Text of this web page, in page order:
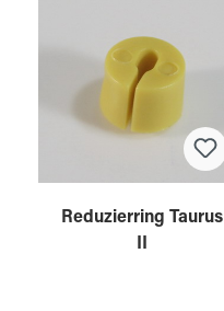
Reduzierring Taurus
II